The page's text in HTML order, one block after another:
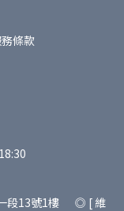
條款
一段13號1樓 ◎ [ 維